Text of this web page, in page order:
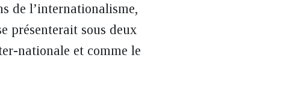
de l’internationalisme,
présenterait sous deux
nationale et comme le